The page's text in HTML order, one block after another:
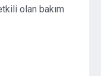
olan bakım